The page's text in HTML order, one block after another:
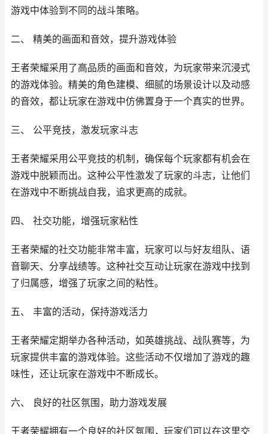
游戏中体验到不同的战斗策略。
二、 精美的画面和音效，提升游戏体验
王者荣耀采用了高品质的画面和音效，为玩家带来沉浸式
的游戏体验。精美的角色建模、细腻的场景设计以及动感
的音效，都让玩家在游戏中仿佛置身于一个真实的世界。
三、 公平竞技，激发玩家斗志
王者荣耀采用公平竞技的机制，确保每个玩家都有机会在
游戏中脱颖而出。这种公平性激发了玩家的斗志，让他们
在游戏中不断挑战自我，追求更高的成就。
四、 社交功能，增强玩家粘性
王者荣耀的社交功能非常丰富，玩家可以与好友组队、语
音聊天、分享战绩等。这种社交互动让玩家在游戏中找到
了归属感，增强了玩家之间的粘性。
五、 丰富的活动，保持游戏活力
王者荣耀定期举办各种活动，如英雄挑战、战队赛等，为
玩家提供丰富的游戏体验。这些活动不仅增加了游戏的趣
味性，还让玩家在游戏中不断成长。
六、 良好的社区氛围，助力游戏发展
王者荣耀拥有一个良好的社区氛围，玩家们可以在这里交